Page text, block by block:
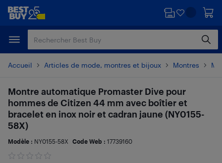
Passer
principal
Passer
Accueil Articles de mode, montres et bijoux Montres
Montre automatique Promaster Dive pour
hommes de Citizen 44 mm avec boîtier et
bracelet en inox noir et cadran jaune (NY0155-
58X)
Modèle : NY0155-58X Code Web : 17739160